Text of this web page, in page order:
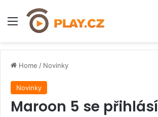
Menu
Home / Novinky
Novinky
Maroon 5 se